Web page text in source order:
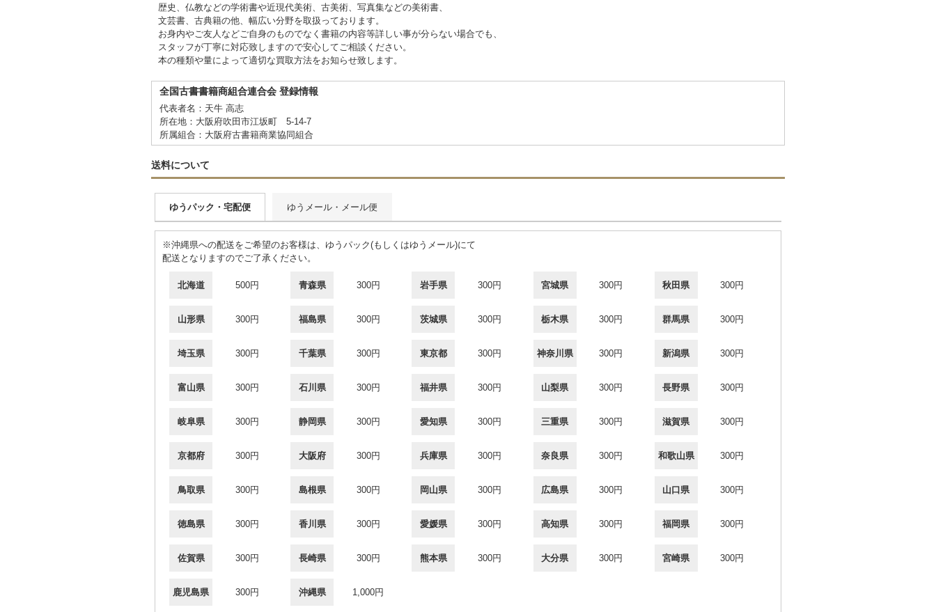
歴史、仏教などの学術書や近現代美術、古美術、写真集などの美術書、
文芸書、古典籍の他、幅広い分野を取扱っております。
お身内やご友人などご自身のものでなく書籍の内容等詳しい事が分らない場合でも、
スタッフが丁寧に対応致しますので安心してご相談ください。
本の種類や量によって適切な買取方法をお知らせ致します。
全国古書書籍商組合連合会 登録情報
代表者名：天牛 高志
所在地：大阪府吹田市江坂町 5-14-7
所属組合：大阪府古書籍商業協同組合
送料について
ゆうパック・宅配便 ゆうメール・メール便
※沖縄県への配送をご希望のお客様は、ゆうパック(もしくはゆうメール)にて
配送となりますのでご了承ください。
北海道 500円 青森県 300円 岩手県 300円 宮城県 300円 秋田県 300円
山形県 300円 福島県 300円 茨城県 300円 栃木県 300円 群馬県 300円
埼玉県 300円 千葉県 300円 東京都 300円 神奈川県 300円 新潟県 300円
富山県 300円 石川県 300円 福井県 300円 山梨県 300円 長野県 300円
岐阜県 300円 静岡県 300円 愛知県 300円 三重県 300円 滋賀県 300円
京都府 300円 大阪府 300円 兵庫県 300円 奈良県 300円 和歌山県 300円
鳥取県 300円 島根県 300円 岡山県 300円 広島県 300円 山口県 300円
徳島県 300円 香川県 300円 愛媛県 300円 高知県 300円 福岡県 300円
佐賀県 300円 長崎県 300円 熊本県 300円 大分県 300円 宮崎県 300円
鹿児島県 300円 沖縄県 1,000円